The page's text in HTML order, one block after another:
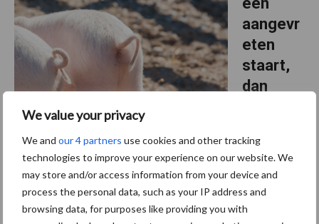
We value your privacy
We and our 4 partners use cookies and other tracking
technologies to improve your experience on our website. We
may store and/or access information from your device and
process the personal data, such as your IP address and
browsing data, for purposes like providing you with
aangevr
eten
staart,
dan
wijken”
Voor het project van Zonvarken werken varkenshouders met
lange staarten. DLV Advies spreekt met vijf deelnemers over hoe